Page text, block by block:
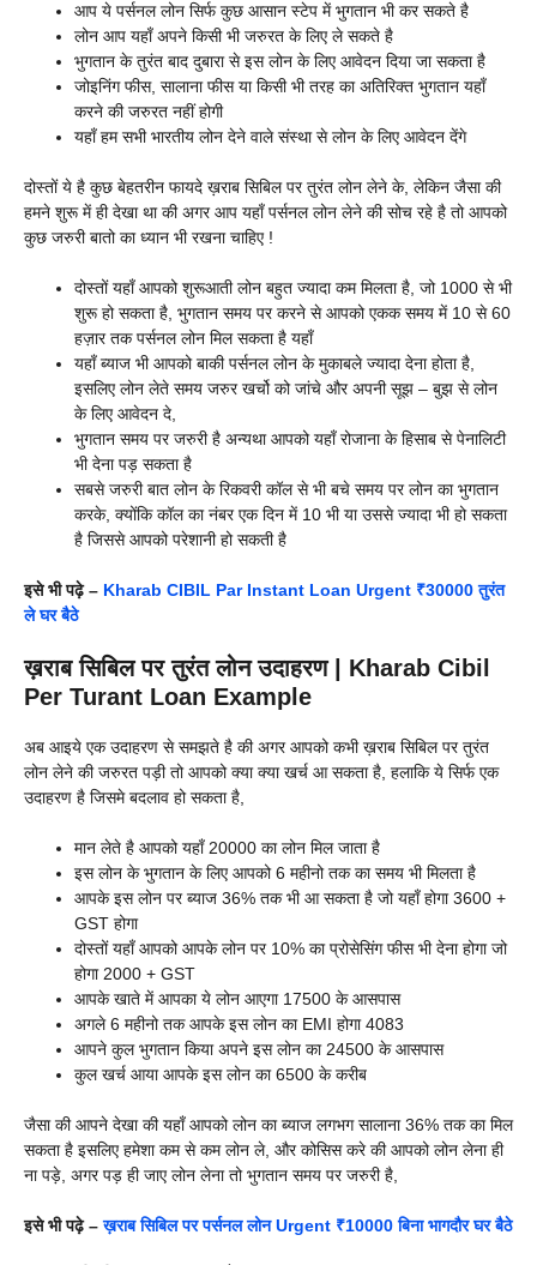
आप ये पर्सनल लोन सिर्फ कुछ आसान स्टेप में भुगतान भी कर सकते है
लोन आप यहाँ अपने किसी भी जरुरत के लिए ले सकते है
भुगतान के तुरंत बाद दुबारा से इस लोन के लिए आवेदन दिया जा सकता है
जोइनिंग फीस, सालाना फीस या किसी भी तरह का अतिरिक्त भुगतान यहाँ
करने की जरुरत नहीं होगी
यहाँ हम सभी भारतीय लोन देने वाले संस्था से लोन के लिए आवेदन देंगे
दोस्तों ये है कुछ बेहतरीन फायदे ख़राब सिबिल पर तुरंत लोन लेने के, लेकिन जैसा की
हमने शुरू में ही देखा था की अगर आप यहाँ पर्सनल लोन लेने की सोच रहे है तो आपको
कुछ जरुरी बातो का ध्यान भी रखना चाहिए !
दोस्तों यहाँ आपको शुरूआती लोन बहुत ज्यादा कम मिलता है, जो 1000 से भी
शुरू हो सकता है, भुगतान समय पर करने से आपको एकक समय में 10 से 60
हज़ार तक पर्सनल लोन मिल सकता है यहाँ
यहाँ ब्याज भी आपको बाकी पर्सनल लोन के मुकाबले ज्यादा देना होता है,
इसलिए लोन लेते समय जरुर खर्चो को जांचे और अपनी सूझ – बुझ से लोन
के लिए आवेदन दे,
भुगतान समय पर जरुरी है अन्यथा आपको यहाँ रोजाना के हिसाब से पेनालिटी
भी देना पड़ सकता है
सबसे जरुरी बात लोन के रिकवरी कॉल से भी बचे समय पर लोन का भुगतान
करके, क्योंकि कॉल का नंबर एक दिन में 10 भी या उससे ज्यादा भी हो सकता
है जिससे आपको परेशानी हो सकती है
इसे भी पढ़े – Kharab CIBIL Par Instant Loan Urgent ₹30000 तुरंत
ले घर बैठे
ख़राब सिबिल पर तुरंत लोन उदाहरण | Kharab Cibil
Per Turant Loan Example
अब आइये एक उदाहरण से समझते है की अगर आपको कभी ख़राब सिबिल पर तुरंत
लोन लेने की जरुरत पड़ी तो आपको क्या क्या खर्च आ सकता है, हलाकि ये सिर्फ एक
उदाहरण है जिसमे बदलाव हो सकता है,
मान लेते है आपको यहाँ 20000 का लोन मिल जाता है
इस लोन के भुगतान के लिए आपको 6 महीनो तक का समय भी मिलता है
आपके इस लोन पर ब्याज 36% तक भी आ सकता है जो यहाँ होगा 3600 +
GST होगा
दोस्तों यहाँ आपको आपके लोन पर 10% का प्रोसेसिंग फीस भी देना होगा जो
होगा 2000 + GST
आपके खाते में आपका ये लोन आएगा 17500 के आसपास
अगले 6 महीनो तक आपके इस लोन का EMI होगा 4083
आपने कुल भुगतान किया अपने इस लोन का 24500 के आसपास
कुल खर्च आया आपके इस लोन का 6500 के करीब
जैसा की आपने देखा की यहाँ आपको लोन का ब्याज लगभग सालाना 36% तक का मिल
सकता है इसलिए हमेशा कम से कम लोन ले, और कोसिस करे की आपको लोन लेना ही
ना पड़े, अगर पड़ ही जाए लोन लेना तो भुगतान समय पर जरुरी है,
इसे भी पढ़े –ख़राब सिबिल पर पर्सनल लोन Urgent ₹10000 बिना भागदौर घर बैठे